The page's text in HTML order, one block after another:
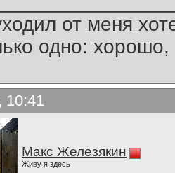
от меня
одно:
10:41
Макс Железякин
Живу я здесь